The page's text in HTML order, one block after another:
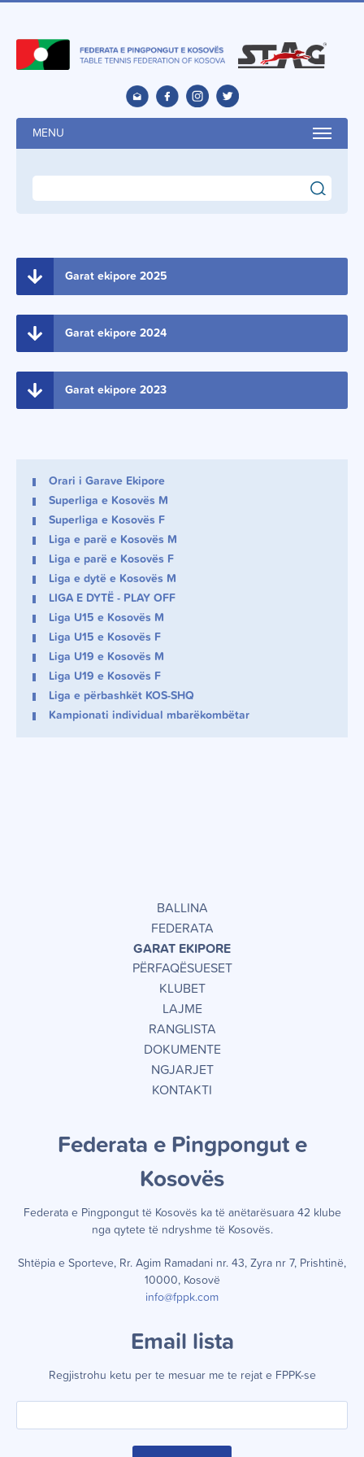
MENU
search
Garat ekipore 2025
Garat ekipore 2024
Garat ekipore 2023
Orari i Garave Ekipore
Superliga e Kosovës M
Superliga e Kosovës F
Liga e parë e Kosovës M
Liga e parë e Kosovës F
Liga e dytë e Kosovës M
LIGA E DYTË - PLAY OFF
Liga U15 e Kosovës M
Liga U15 e Kosovës F
Liga U19 e Kosovës M
Liga U19 e Kosovës F
Liga e përbashkët KOS-SHQ
Kampionati individual mbarëkombëtar
BALLINA
FEDERATA
GARAT EKIPORE
PËRFAQËSUESET
KLUBET
LAJME
RANGLISTA
DOKUMENTE
NGJARJET
KONTAKTI
Federata e Pingpongut e
Kosovës
Federata e Pingpongut të Kosovës ka të anëtarësuara 42 klube
nga qytete të ndryshme të Kosovës.
Shtëpia e Sporteve, Rr. Agim Ramadani nr. 43, Zyra nr 7, Prishtinë,
10000, Kosovë
info@fppk.com
Email lista
Regjistrohu ketu per te mesuar me te rejat e FPPK-se